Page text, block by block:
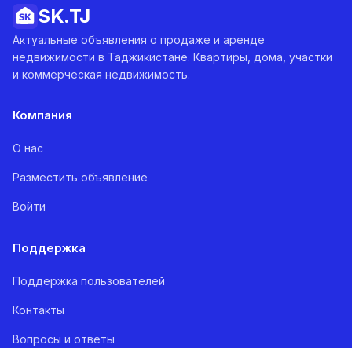
SK.TJ
Актуальные объявления о продаже и аренде
недвижимости в Таджикистане. Квартиры, дома, участки
и коммерческая недвижимость.
Компания
О нас
Разместить объявление
Войти
Поддержка
Поддержка пользователей
Контакты
Вопросы и ответы